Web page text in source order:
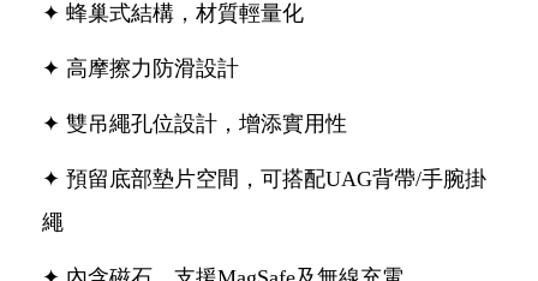
✦ 蜂巢式結構，材質輕量化
✦ 高摩擦力防滑設計
✦ 雙吊繩孔位設計，增添實用性
✦ 預留底部墊片空間，可搭配UAG背帶/手腕掛
繩